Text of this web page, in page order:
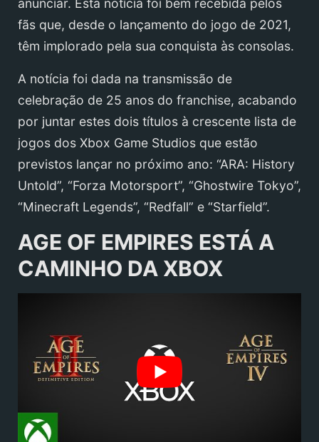
fãs que, desde o lançamento do jogo de 2021,
têm implorado pela sua conquista às consolas.
A notícia foi dada na transmissão de
celebração de 25 anos do franchise, acabando
por juntar estes dois títulos à crescente lista de
jogos dos Xbox Game Studios que estão
previstos lançar no próximo ano: “ARA: History
Untold”, “Forza Motorsport”, “Ghostwire Tokyo”,
“Minecraft Legends”, “Redfall” e “Starfield”.
AGE OF EMPIRES ESTÁ A
CAMINHO DA XBOX